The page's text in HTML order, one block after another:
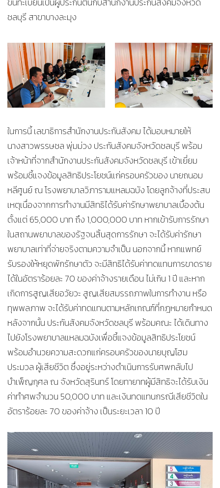
ชลบุรี สาขาบางละมุง
ในการนี้ เลขาธิการสำนักงานประกันสังคม ได้มอบหมายให้
นางสาวพรรษชล พุ่มม่วง ประกันสังคมจังหวัดชลบุรี พร้อม
เจ้าหน้าที่จากสำนักงานประกันสังคมจังหวัดชลบุรี เข้าเยี่ยม
พร้อมชี้แจงข้อมูลสิทธิประโยชน์แก่ครอบครัวของ นายถนอม
หลีศูนย์ ณ โรงพยาบาลวิภารามแหลมฉบัง โดยลูกจ้างที่ประสบ
เหตุเนื่องจากการทำงานมีสิทธิได้รับค่ารักษาพยาบาลเบื้องต้น
ตั้งแต่ 65,000 บาท ถึง 1,000,000 บาท หากเข้ารับการรักษา
ในสถานพยาบาลของรัฐจนสิ้นสุดการรักษา จะได้รับค่ารักษา
พยาบาลเท่าที่จ่ายจริงตามความจำเป็น นอกจากนี้ หากแพทย์
รับรองให้หยุดพักรักษาตัว จะมีสิทธิได้รับค่าทดแทนการขาดราย
ได้ในอัตราร้อยละ 70 ของค่าจ้างรายเดือน ไม่เกิน 1 ปี และหาก
เกิดการสูญเสียอวัยวะ สูญเสียสมรรถภาพในการทำงาน หรือ
ทุพพลภาพ จะได้รับค่าทดแทนตามหลักเกณฑ์ที่กฎหมายกำหนด
หลังจากนั้น ประกันสังคมจังหวัดชลบุรี พร้อมคณะ ได้เดินทาง
ไปยังโรงพยาบาลแหลมฉบังเพื่อชี้แจงข้อมูลสิทธิประโยชน์
พร้อมอำนวยความสะดวกแก่ครอบครัวของนายบุญโฮม
ประมวล ผู้เสียชีวิต ซึ่งอยู่ระหว่างดำเนินการรับศพกลับไป
บำเพ็ญกุศล ณ จังหวัดสุรินทร์ โดยทายาทผู้มีสิทธิจะได้รับเงิน
ค่าทำศพจำนวน 50,000 บาท และเงินทดแทนกรณีเสียชีวิตใน
อัตราร้อยละ 70 ของค่าจ้าง เป็นระยะเวลา 10 ปี